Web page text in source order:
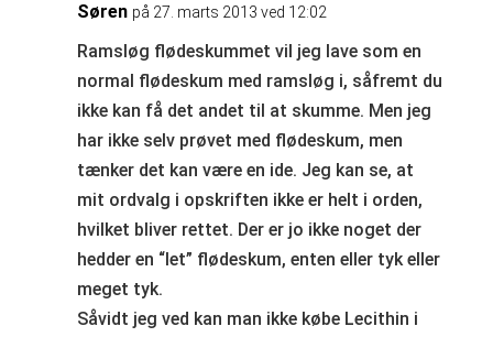
Søren på 27. marts 2013 ved 12:02
Ramsløg flødeskummet vil jeg lave som en
normal flødeskum med ramsløg i, såfremt du
ikke kan få det andet til at skumme. Men jeg
har ikke selv prøvet med flødeskum, men
tænker det kan være en ide. Jeg kan se, at
mit ordvalg i opskriften ikke er helt i orden,
hvilket bliver rettet. Der er jo ikke noget der
hedder en “let” flødeskum, enten eller tyk eller
meget tyk.
Såvidt jeg ved kan man ikke købe Lecithin i